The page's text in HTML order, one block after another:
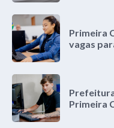
Primeira
vagas
Primeira